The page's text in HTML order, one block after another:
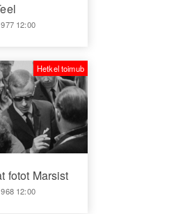
12:00
fotot Marsist
12:00
Hetkel toimub